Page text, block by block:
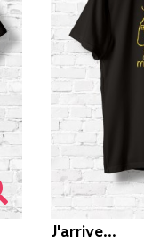
J'arrive...